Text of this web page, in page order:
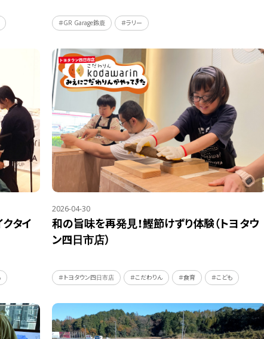
＃GR Garage鈴鹿 ＃ラリー
タイ
2026-04-30
和の旨味を再発見！鰹節けずり体験（トヨタウ
ン四日市店）
＃トヨタウン四日市店 ＃こだわりん ＃食育 ＃こども